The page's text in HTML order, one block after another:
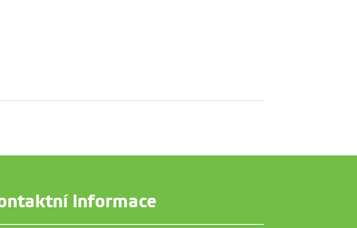
informace